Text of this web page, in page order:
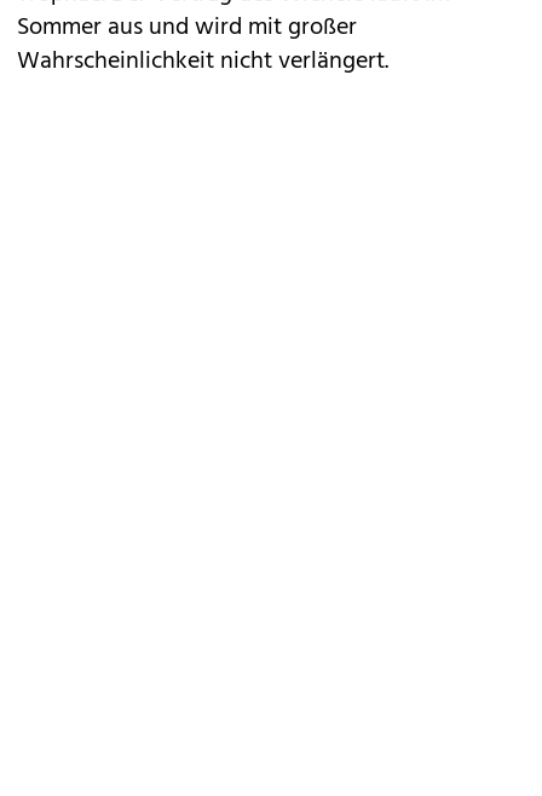
Sommer aus und wird mit großer
Wahrscheinlichkeit nicht verlängert.